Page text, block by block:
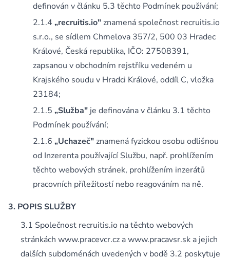
definován v článku 5.3 těchto Podmínek používání;
„recruitis.io"znamená společnost recruitis.io
s.r.o., se sídlem Chmelova 357/2, 500 03 Hradec
Králové, Česká republika, IČO: 27508391,
zapsanou v obchodním rejstříku vedeném u
Krajského soudu v Hradci Králové, oddíl C, vložka
23184;
„Služba" je definována v článku 3.1 těchto
Podmínek používání;
„Uchazeč"znamená fyzickou osobu odlišnou
od Inzerenta používající Službu, např. prohlížením
těchto webových stránek, prohlížením inzerátů
pracovních příležitostí nebo reagováním na ně.
POPIS SLUŽBY
Společnost recruitis.io na těchto webových
stránkách www.pracevcr.cz a www.pracavsr.sk a jejich
dalších subdoménách uvedených v bodě 3.2 poskytuje